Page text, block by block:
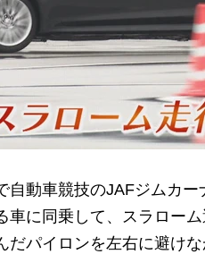
動車競技のJAFジムカー
車に同乗して、スラロー
パイロンを左右に避けな